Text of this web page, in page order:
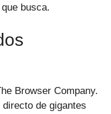
busca.
Browser Company.
de gigantes